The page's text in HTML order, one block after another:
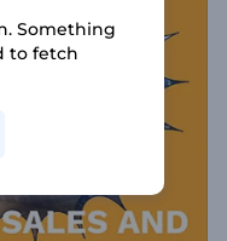
Something
to fetch